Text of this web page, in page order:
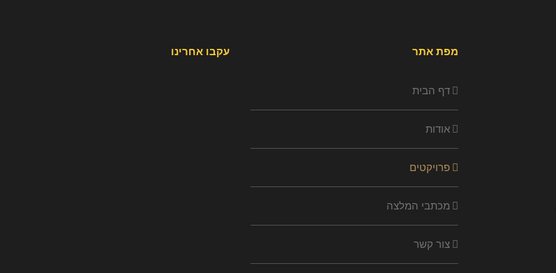
מפת אתר
דף הבית
אודות
פרויקטים
מכתבי המלצה
צור קשר
עקבו אחרינו